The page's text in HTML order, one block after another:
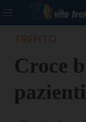
Croce